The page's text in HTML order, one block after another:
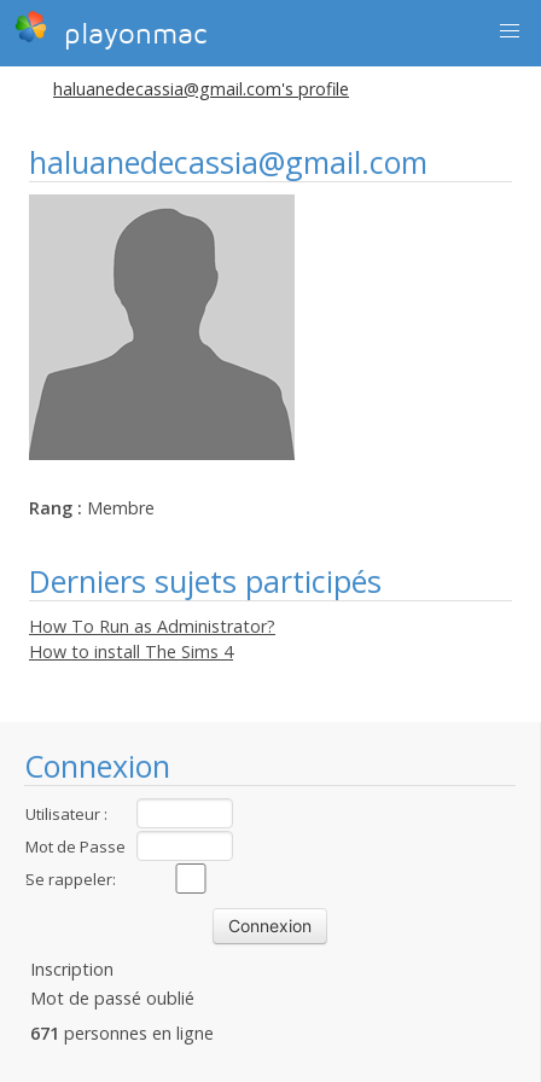
playonmac
Connexion
Utilisateur :
Mot de Passe
:Se rappeler:
Inscription
Mot de passé oublié
671 personnes en ligne
haluanedecassia@gmail.com's profile
haluanedecassia@gmail.com
Rang : Membre
Derniers sujets participés
How To Run as Administrator?
How to install The Sims 4